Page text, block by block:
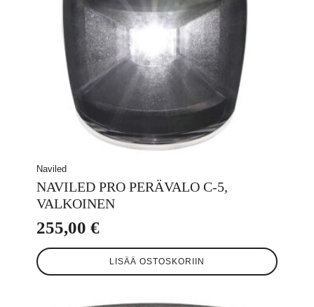
Naviled
NAVILED PRO PERÄVALO C-5,
VALKOINEN
255,00 €
LISÄÄ OSTOSKORIIN